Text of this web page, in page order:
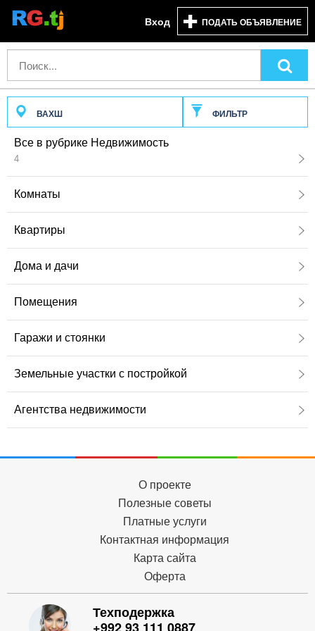
Вход ПОДАТЬ ОБЪЯВЛЕНИЕ
ВАХШ ФИЛЬТР
Все в рубрике Недвижимость
4
Комнаты
Квартиры
Дома и дачи
Помещения
Гаражи и стоянки
Земельные участки с постройкой
Агентства недвижимости
О проекте
Полезные советы
Платные услуги
Контактная информация
Карта сайта
Оферта
Техподержка